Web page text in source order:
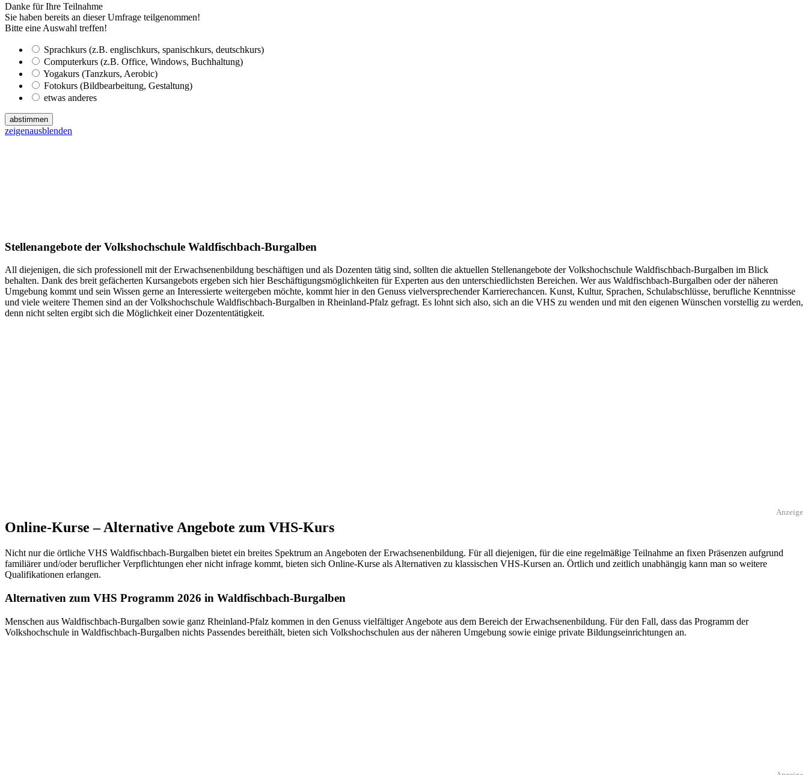
Danke für Ihre Teilnahme
Sie haben bereits an dieser Umfrage teilgenommen!
Bitte eine Auswahl treffen!
Sprachkurs (z.B. englischkurs, spanischkurs, deutschkurs)
Computerkurs (z.B. Office, Windows, Buchhaltung)
Yogakurs (Tanzkurs, Aerobic)
Fotokurs (Bildbearbeitung, Gestaltung)
etwas anderes
abstimmen
zeigenausblenden
Stellenangebote der Volkshochschule Waldfischbach-Burgalben
All diejenigen, die sich professionell mit der Erwachsenenbildung beschäftigen und als Dozenten tätig sind, sollten die aktuellen Stellenangebote der Volkshochschule Waldfischbach-Burgalben im Blick
behalten. Dank des breit gefächerten Kursangebots ergeben sich hier Beschäftigungsmöglichkeiten für Experten aus den unterschiedlichsten Bereichen. Wer aus Waldfischbach-Burgalben oder der näheren
Umgebung kommt und sein Wissen gerne an Interessierte weitergeben möchte, kommt hier in den Genuss vielversprechender Karrierechancen. Kunst, Kultur, Sprachen, Schulabschlüsse, berufliche Kenntnisse
und viele weitere Themen sind an der Volkshochschule Waldfischbach-Burgalben in Rheinland-Pfalz gefragt. Es lohnt sich also, sich an die VHS zu wenden und mit den eigenen Wünschen vorstellig zu werden,
denn nicht selten ergibt sich die Möglichkeit einer Dozententätigkeit.
Anzeige
Online-Kurse – Alternative Angebote zum VHS-Kurs
Nicht nur die örtliche VHS Waldfischbach-Burgalben bietet ein breites Spektrum an Angeboten der Erwachsenenbildung. Für all diejenigen, für die eine regelmäßige Teilnahme an fixen Präsenzen aufgrund
familiärer und/oder beruflicher Verpflichtungen eher nicht infrage kommt, bieten sich Online-Kurse als Alternativen zu klassischen VHS-Kursen an. Örtlich und zeitlich unabhängig kann man so weitere
Qualifikationen erlangen.
Alternativen zum VHS Programm 2026 in Waldfischbach-Burgalben
Menschen aus Waldfischbach-Burgalben sowie ganz Rheinland-Pfalz kommen in den Genuss vielfältiger Angebote aus dem Bereich der Erwachsenenbildung. Für den Fall, dass das Programm der
Volkshochschule in Waldfischbach-Burgalben nichts Passendes bereithält, bieten sich Volkshochschulen aus der näheren Umgebung sowie einige private Bildungseinrichtungen an.